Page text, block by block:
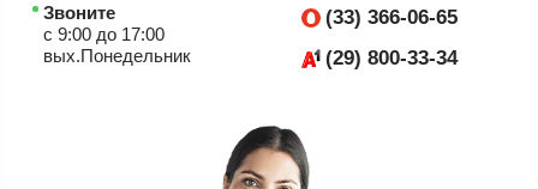
Звоните
с 9:00 до 17:00
вых.Понедельник
(33) 366-06-65
(29) 800-33-34